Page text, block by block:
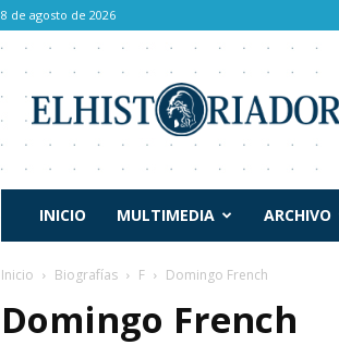
8 de agosto de 2026
Historiador
INICIO MULTIMEDIA ARCHIVO
Inicio Biografías F Domingo French
Domingo French